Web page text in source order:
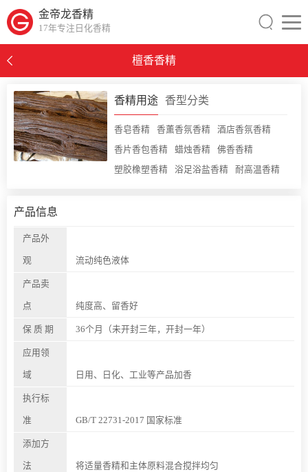
金帝龙香精
17年专注日化香精
檀香香精
香精用途 香型分类
香皂香精 香薰香氛香精 酒店香氛香精
香片香包香精 蜡烛香精 佛香香精
塑胶橡塑香精 浴足浴盐香精 耐高温香精
产品信息
产品外
观 流动纯色液体
产品卖
点 纯度高、留香好
保 质 期 36个月（未开封三年，开封一年）
应用领
域 日用、日化、工业等产品加香
执行标
准 GB/T 22731-2017 国家标准
添加方
法 将适量香精和主体原料混合搅拌均匀